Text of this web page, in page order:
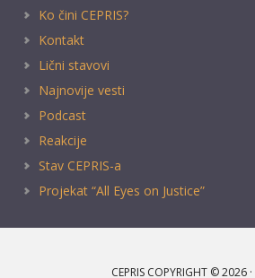
Ko čini CEPRIS?
Kontakt
Lični stavovi
Najnovije vesti
Podcast
Reakcije
Stav CEPRIS-a
Projekat “All Eyes on Justice”
CEPRIS COPYRIGHT © 2026 ·